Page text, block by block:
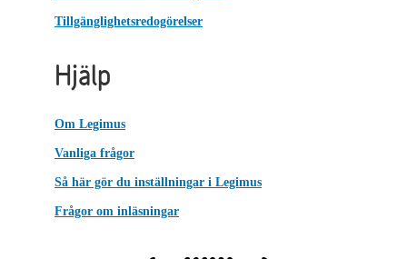
Tillgänglighetsredogörelser
Hjälp
Om Legimus
Vanliga frågor
Så här gör du inställningar i Legimus
Frågor om inläsningar